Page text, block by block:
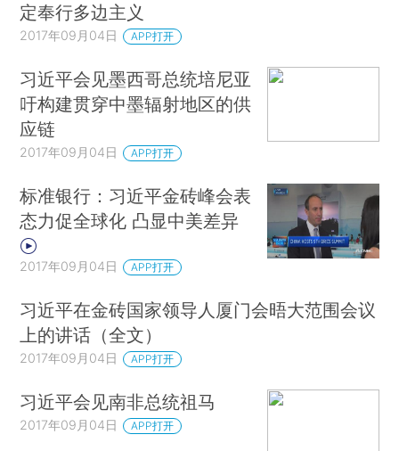
定奉行多边主义
2017年09月04日 APP打开
习近平会见墨西哥总统培尼亚
吁构建贯穿中墨辐射地区的供
应链
2017年09月04日 APP打开
标准银行：习近平金砖峰会表
态力促全球化 凸显中美差异
2017年09月04日 APP打开
习近平在金砖国家领导人厦门会晤大范围会议
上的讲话（全文）
2017年09月04日 APP打开
习近平会见南非总统祖马
2017年09月04日 APP打开